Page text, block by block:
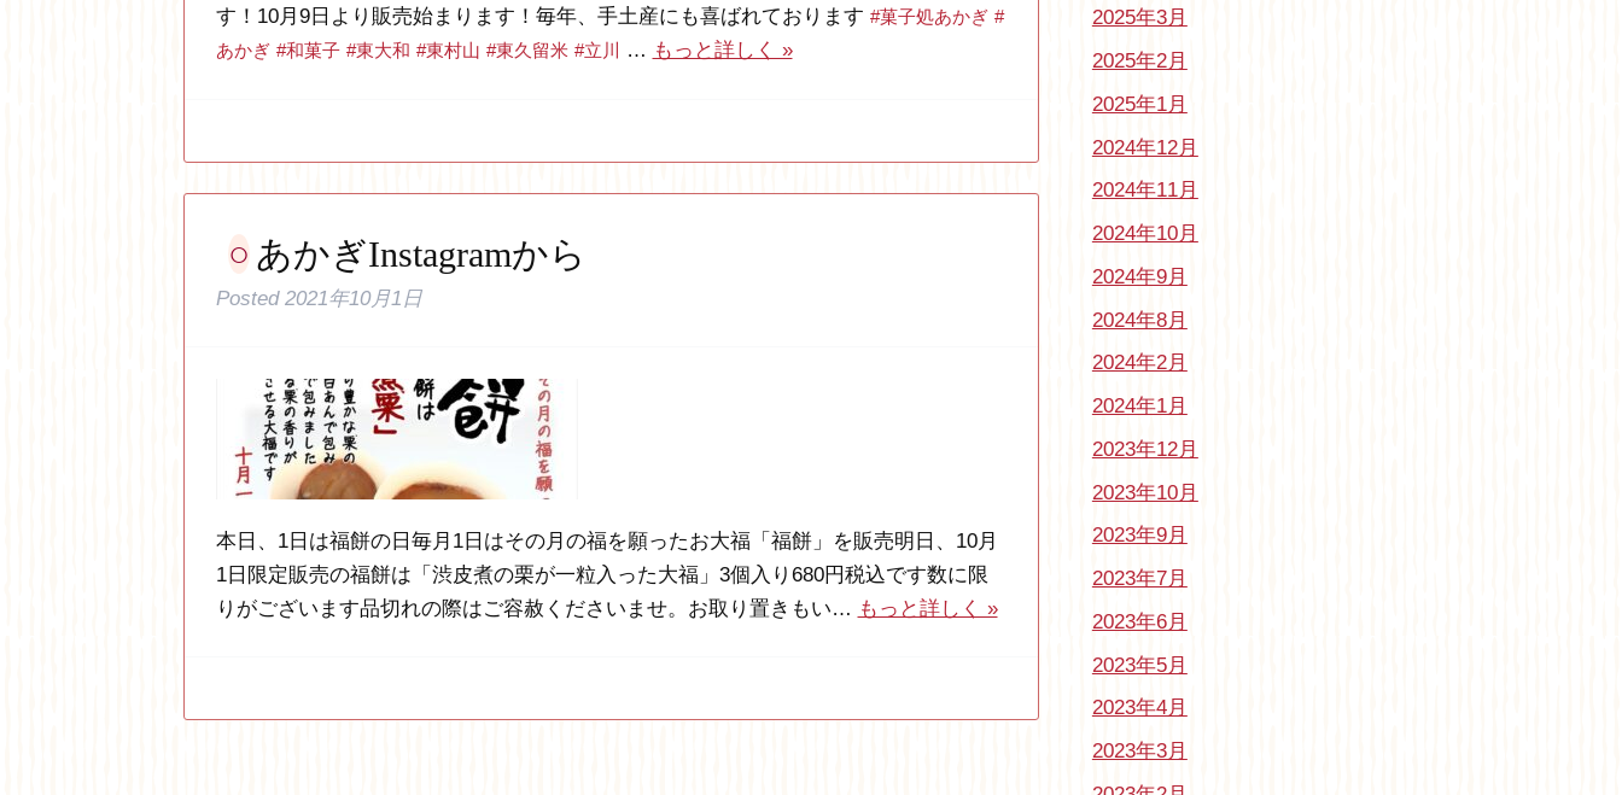
す！10月9日より販売始まります！毎年、手土産にも喜ばれております #菓子処あかぎ #
あかぎ #和菓子 #東大和 #東村山 #東久留米 #立川 … もっと詳しく »
あかぎInstagramから
Posted 2021年10月1日
本日、1日は福餅の日毎月1日はその月の福を願ったお大福「福餅」を販売明日、10月
1日限定販売の福餅は「渋皮煮の栗が一粒入った大福」3個入り680円税込です数に限
りがございます品切れの際はご容赦くださいませ。お取り置きもい… もっと詳しく »
2025年3月
2025年2月
2025年1月
2024年12月
2024年11月
2024年10月
2024年9月
2024年8月
2024年2月
2024年1月
2023年12月
2023年10月
2023年9月
2023年7月
2023年6月
2023年5月
2023年4月
2023年3月